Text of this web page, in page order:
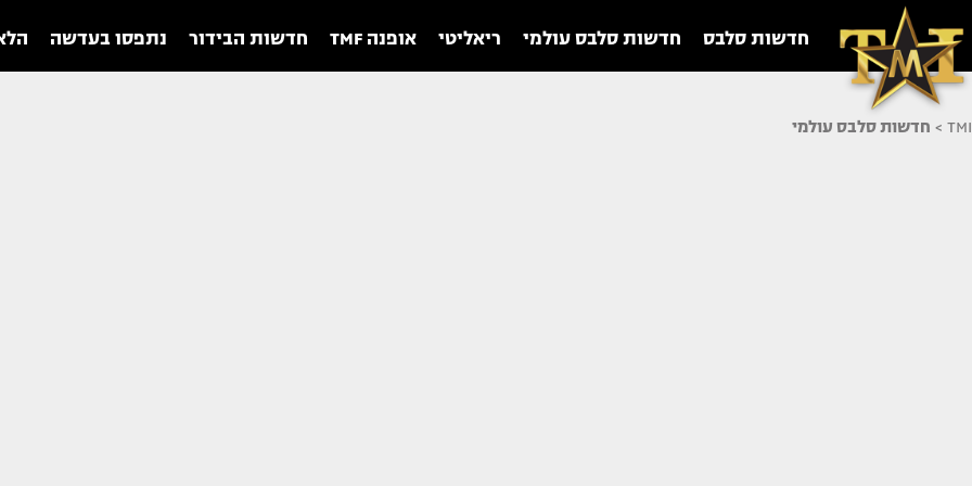
חדשות סלבס חדשות סלבס עולמי ריאליטי אופנה TMF חדשות הבידור נתפסו בעדשה
TMI
> חדשות סלבס עולמי